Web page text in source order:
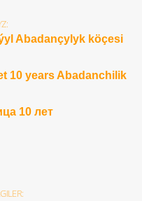
Abadançylyk köçesi
10 years Abadanchilik
10 лет